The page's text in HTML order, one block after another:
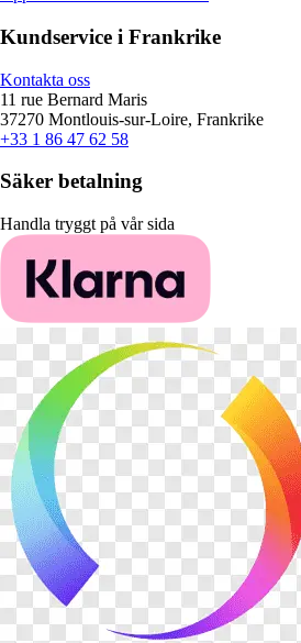
Kundservice i Frankrike
Kontakta oss
11 rue Bernard Maris
37270 Montlouis-sur-Loire, Frankrike
+33 1 86 47 62 58
Säker betalning
Handla tryggt på vår sida